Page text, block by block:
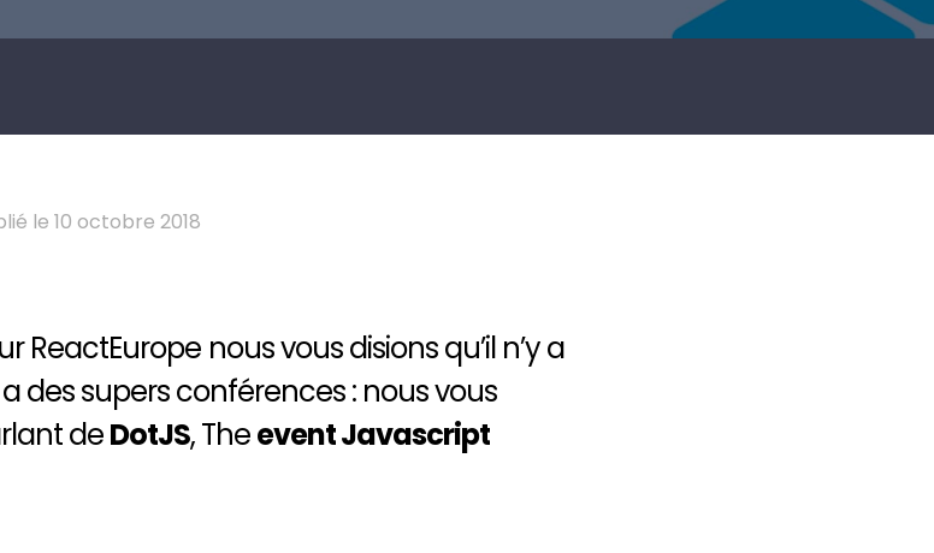
le 10 octobre 2018
ReactEurope nous vous disions qu’il n’y a
a des supers conférences : nous vous
deDotJS, Theevent Javascript